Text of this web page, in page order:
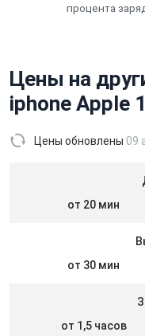
процента
Цены на
iphone Apple
Цены обновлены 09
от 20 мин
от 30 мин
от 1,5 часов